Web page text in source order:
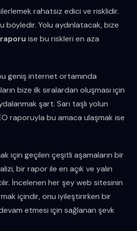
rahatsız edici ve risklidir.
böyledir. Yolu aydınlatacak, bize
ise bu riskleri en aza
geniş internet ortamında
bize ilk sıralardan oluşması için
şart. Sarı taşlı yolun
raporuyla bu amaca ulaşmak ise
için geçilen çeşitli aşamaların bir
bir rapor ile en açık ve yalın
İncelenen her şey web sitesinin
içindir, onu iyileştirirken bir
etmesi için sağlanan şevk